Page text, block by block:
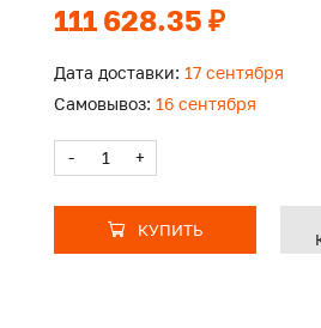
111 628.35 ₽
Дата доставки: 17 сентября
Самовывоз: 16 сентября
- +
КУПИТЬ